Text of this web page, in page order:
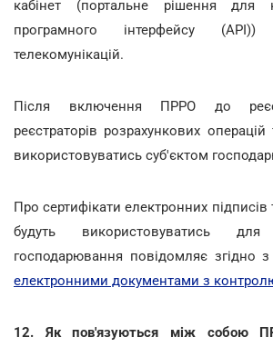
кабінет (портальне рішення для
програмного інтерфейсу
телекомунікацій.
Після включення ПРРО до
реєстраторів розрахункових
використовуватись суб'єктом
Про сертифікати електронних
будуть використовуватись
господарювання повідомляє згідно з
електронними документами з
12. Як пов'язуються між собою